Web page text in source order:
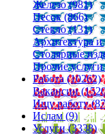
Железо (981)
Песок (866)
Стекло (131)
Архитектура и
Столярные
Прочие услуги
Работа (10262)
Вакансии
Ищу работу
Ислам (9)
Услуги (3338)